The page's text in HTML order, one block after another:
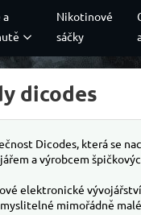
a
Nikotinové
sáčky
dicodes
Dicodes, která se
a výrobcem
elektronické
mimořádně